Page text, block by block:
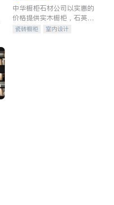
中华橱柜石材公司以实惠的
价格提供实木橱柜，石英石
台面，多种优质不锈钢水
瓷砖橱柜
室内设计